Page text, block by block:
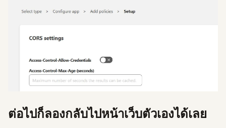
ต่อไปก็ลองกลับไปหน้าเว็บตัวเองได้เลย